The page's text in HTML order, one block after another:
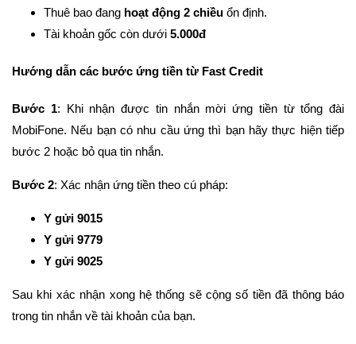
Thuê bao đang hoạt động 2 chiều ổn định.
Tài khoản gốc còn dưới 5.000đ
Hướng dẫn các bước ứng tiền từ Fast Credit
Bước 1: Khi nhận được tin nhắn mời ứng tiền từ tổng đài
MobiFone. Nếu bạn có nhu cầu ứng thì bạn hãy thực hiện tiếp
bước 2 hoặc bỏ qua tin nhắn.
Bước 2: Xác nhận ứng tiền theo cú pháp:
Y gửi 9015
Y gửi 9779
Y gửi 9025
Sau khi xác nhận xong hệ thống sẽ cộng số tiền đã thông báo
trong tin nhắn về tài khoản của bạn.